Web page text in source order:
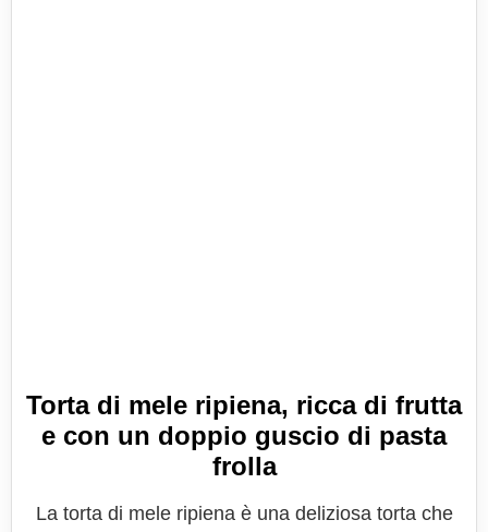
Torta di mele ripiena, ricca di frutta
e con un doppio guscio di pasta
frolla
La torta di mele ripiena è una deliziosa torta che